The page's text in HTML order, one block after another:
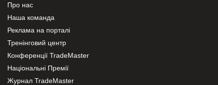
Про нас
Наша команда
Реклама на порталі
Тренінговий центр
Конференції TradeMaster
Національні Премії
Журнал TradeMaster